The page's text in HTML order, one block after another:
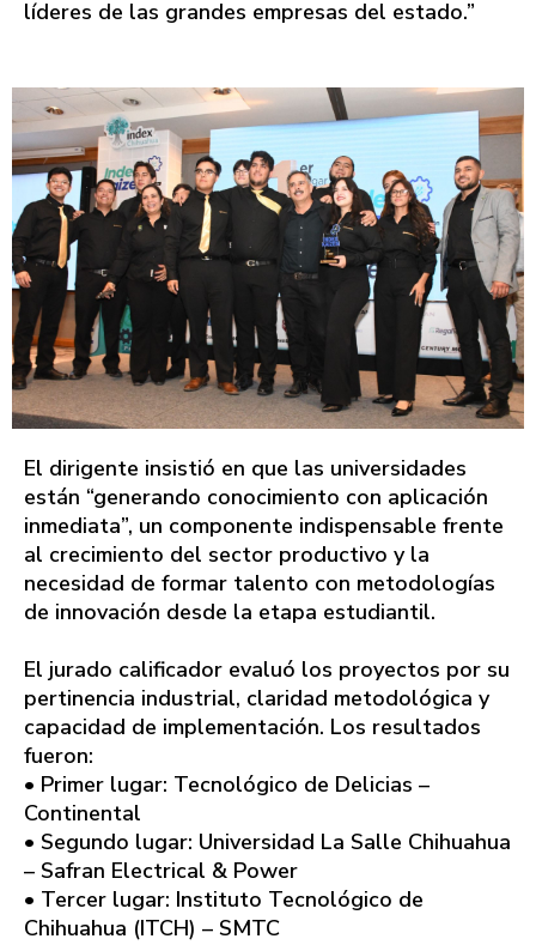
líderes de las grandes empresas del estado.”
El dirigente insistió en que las universidades
están “generando conocimiento con aplicación
inmediata”, un componente indispensable frente
al crecimiento del sector productivo y la
necesidad de formar talento con metodologías
de innovación desde la etapa estudiantil.
El jurado calificador evaluó los proyectos por su
pertinencia industrial, claridad metodológica y
capacidad de implementación. Los resultados
fueron:
• Primer lugar: Tecnológico de Delicias –
Continental
• Segundo lugar: Universidad La Salle Chihuahua
– Safran Electrical & Power
• Tercer lugar: Instituto Tecnológico de
Chihuahua (ITCH) – SMTC